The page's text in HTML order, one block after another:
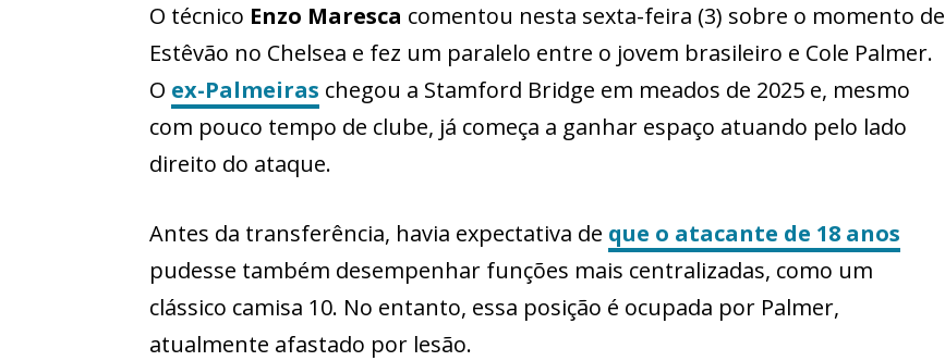
O técnico Enzo Maresca comentou nesta sexta-feira (3) sobre o momento de
Estêvão no Chelsea e fez um paralelo entre o jovem brasileiro e Cole Palmer.
O ex-Palmeiras chegou a Stamford Bridge em meados de 2025 e, mesmo
com pouco tempo de clube, já começa a ganhar espaço atuando pelo lado
direito do ataque.
Antes da transferência, havia expectativa de que o atacante de 18 anos
pudesse também desempenhar funções mais centralizadas, como um
clássico camisa 10. No entanto, essa posição é ocupada por Palmer,
atualmente afastado por lesão.